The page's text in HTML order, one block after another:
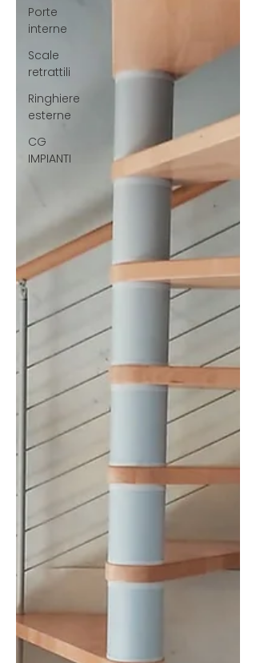
Porte
interne
Scale
retrattili
Ringhiere
esterne
CG
IMPIANTI